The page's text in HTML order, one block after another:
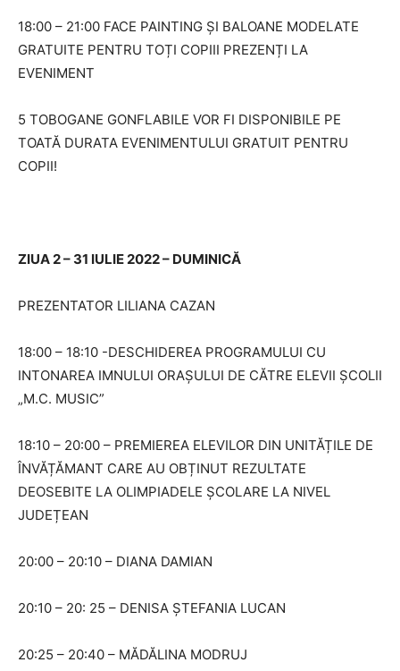
18:00 – 21:00 FACE PAINTING ȘI BALOANE MODELATE
GRATUITE PENTRU TOȚI COPIII PREZENȚI LA
EVENIMENT
5 TOBOGANE GONFLABILE VOR FI DISPONIBILE PE
TOATĂ DURATA EVENIMENTULUI GRATUIT PENTRU
COPII!
ZIUA 2 – 31 IULIE 2022 – DUMINICĂ
PREZENTATOR LILIANA CAZAN
18:00 – 18:10 -DESCHIDEREA PROGRAMULUI CU
INTONAREA IMNULUI ORAȘULUI DE CĂTRE ELEVII ȘCOLII
„M.C. MUSIC”
18:10 – 20:00 – PREMIEREA ELEVILOR DIN UNITĂȚILE DE
ÎNVĂȚĂMANT CARE AU OBȚINUT REZULTATE
DEOSEBITE LA OLIMPIADELE ȘCOLARE LA NIVEL
JUDEȚEAN
20:00 – 20:10 – DIANA DAMIAN
20:10 – 20: 25 – DENISA ȘTEFANIA LUCAN
20:25 – 20:40 – MĂDĂLINA MODRUJ